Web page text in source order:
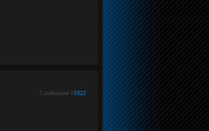
Сообщение #1922